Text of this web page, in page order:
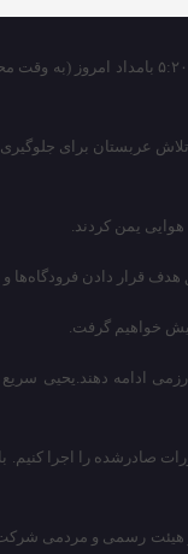
به گزارش پایگاه خبری شباویز به نقل از خبر گزاری
مسلح یمن تأکید کرد تلاش
یمن کردند.
قرار دادن فرودگاه‌ها
پیش خواهیم گرفت.
ادامه دهند.یحیی سریع
صادرشده را اجرا کنیم.
هیئت رسمی و مردمی